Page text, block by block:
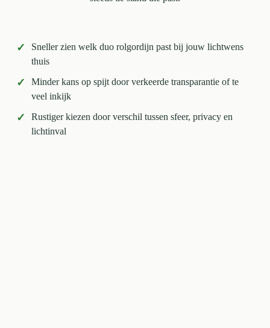
✓
Sneller zien welk duo rolgordijn past bij jouw lichtwens
thuis
✓
Minder kans op spijt door verkeerde transparantie of te
veel inkijk
✓
Rustiger kiezen door verschil tussen sfeer, privacy en
lichtinval